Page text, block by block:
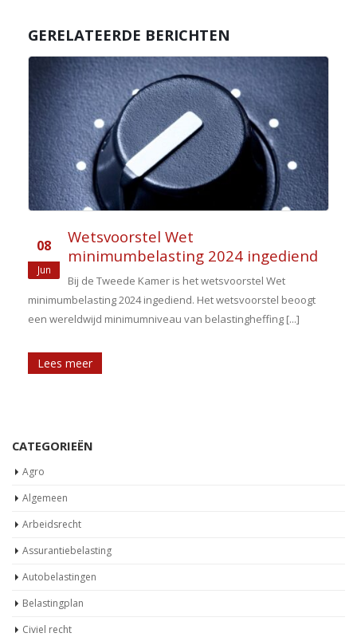
GERELATEERDE BERICHTEN
08
Jun
Wetsvoorstel Wet
minimumbelasting 2024 ingediend
Bij de Tweede Kamer is het wetsvoorstel Wet
minimumbelasting 2024 ingediend. Het wetsvoorstel beoogt
een wereldwijd minimumniveau van belastingheffing [...]
Lees meer
CATEGORIEËN
Agro
Algemeen
Arbeidsrecht
Assurantiebelasting
Autobelastingen
Belastingplan
Civiel recht